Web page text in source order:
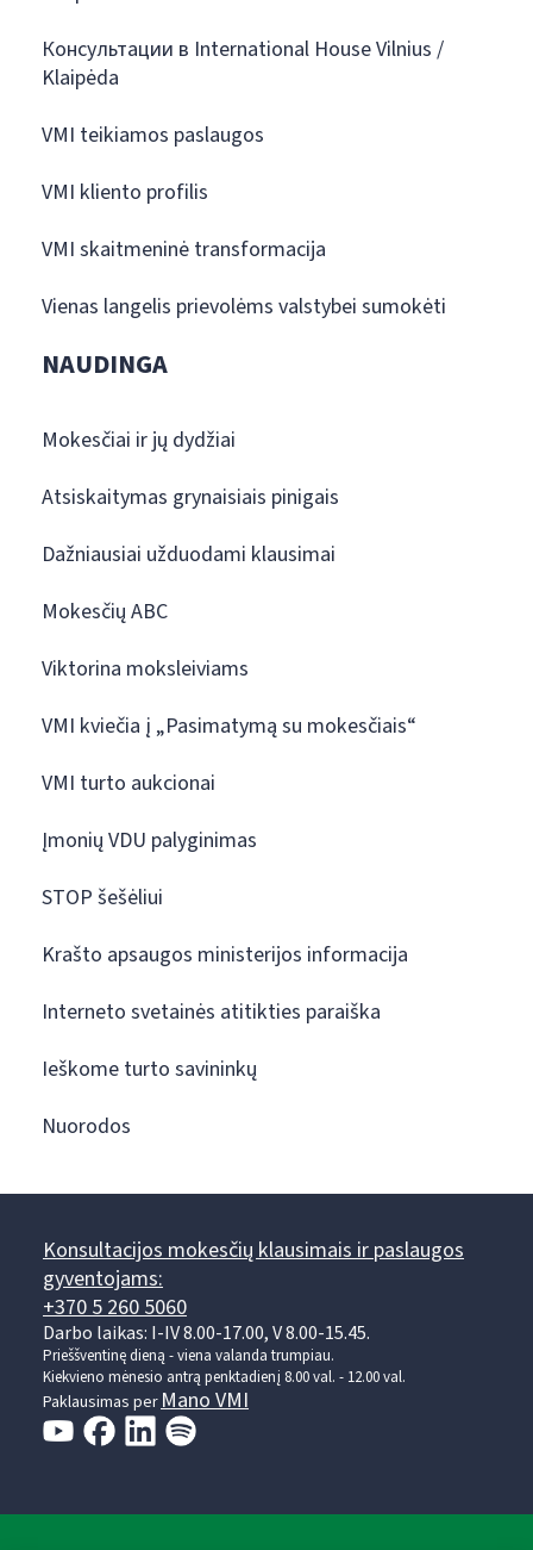
Консультации в International House Vilnius /
Klaipėda
VMI teikiamos paslaugos
VMI kliento profilis
VMI skaitmeninė transformacija
Vienas langelis prievolėms valstybei sumokėti
NAUDINGA
Mokesčiai ir jų dydžiai
Atsiskaitymas grynaisiais pinigais
Dažniausiai užduodami klausimai
Mokesčių ABC
Viktorina moksleiviams
VMI kviečia į „Pasimatymą su mokesčiais“
VMI turto aukcionai
Įmonių VDU palyginimas
STOP šešėliui
Krašto apsaugos ministerijos informacija
Interneto svetainės atitikties paraiška
Ieškome turto savininkų
Nuorodos
Konsultacijos mokesčių klausimais ir paslaugos
gyventojams:
+370 5 260 5060
Darbo laikas: I-IV 8.00-17.00, V 8.00-15.45.
Prieššventinę dieną - viena valanda trumpiau.
Kiekvieno mėnesio antrą penktadienį 8.00 val. - 12.00 val.
Paklausimas per Mano VMI